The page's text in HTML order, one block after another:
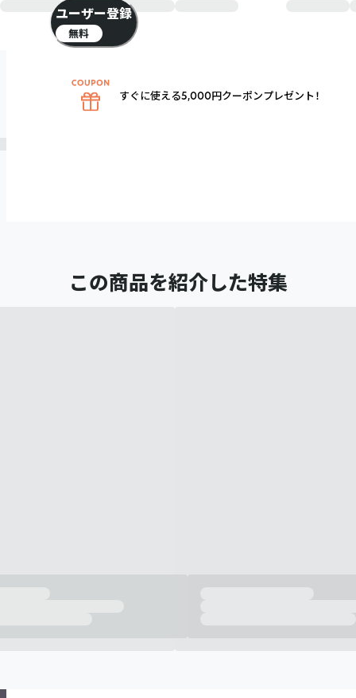
この商品を紹介した特集
ユーザー登録
無料
すぐに使える5,000円クーポンプレゼント！